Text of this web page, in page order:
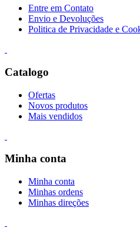
Entre em Contato
Envio e Devoluções
Politica de Privacidade e
Catalogo
Ofertas
Novos produtos
Mais vendidos
Minha conta
Minha conta
Minhas ordens
Minhas direções